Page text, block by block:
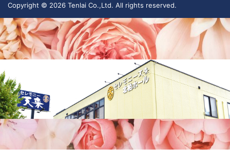
Copyright © 2026 Tenlai Co.,Ltd. All rights reserved.